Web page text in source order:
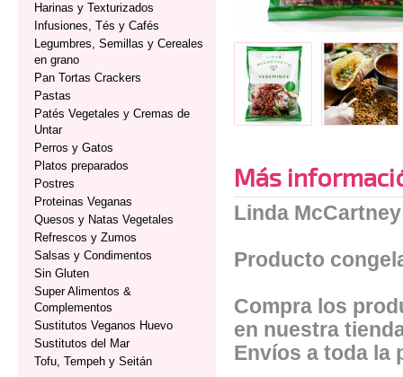
Harinas y Texturizados
Infusiones, Tés y Cafés
Legumbres, Semillas y Cereales
en grano
Pan Tortas Crackers
Pastas
Patés Vegetales y Cremas de
Untar
Perros y Gatos
Platos preparados
Postres
Proteinas Veganas
Quesos y Natas Vegetales
Refrescos y Zumos
Salsas y Condimentos
Sin Gluten
Super Alimentos &
Complementos
Sustitutos Veganos Huevo
Sustitutos del Mar
Tofu, Tempeh y Seitán
Más
Linda
Producto
Compra los
en nuestra
Envíos a toda la